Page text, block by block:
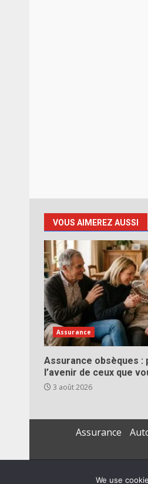
VOUS AIMEREZ AUSSI
Assurance
Assurance obsèques :
l’avenir de ceux que
3 août 2026
Assurance
We use